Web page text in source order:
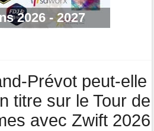
pas connu le début de saison idéal…"
de la 3e étape... puis déclassé
le prologue, doublé UAE Team
2026 - 2027
Prévot peut-elle
titre sur le Tour de
avec Zwift 2026